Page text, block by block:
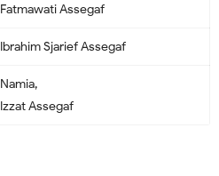
Fatmawati Assegaf
Ibrahim Sjarief Assegaf
Namia,
Izzat Assegaf